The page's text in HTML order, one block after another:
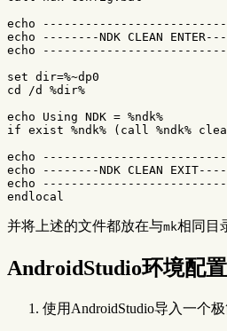
echo
echo
------ --NDK CLEAN ENTER
echo
set dir=%~dp0
cd
/d %dir%
echo
Using NDK = %ndk%
if exist %ndk% ( call %ndk%
echo
echo
------ --NDK CLEAN EXIT
echo
endlocal
并将上述的文件都放在与mk相同目
AndroidStudio环境配置
使用AndroidStudio导入一个